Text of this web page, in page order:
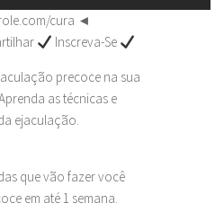
cura ◄
Inscreva-Se
precoce na sua
as técnicas e
ejaculação.
que vão fazer você
em até 1 semana.